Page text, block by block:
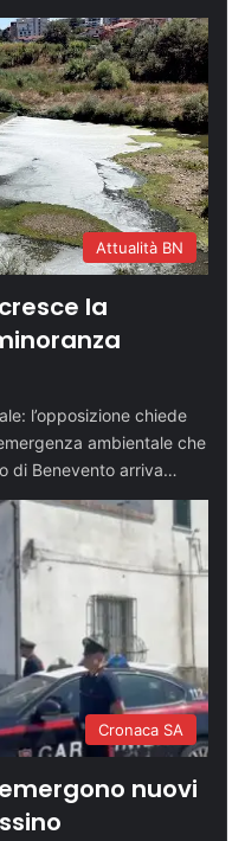
Attualità BN
la
l’opposizione chiede
ambientale che
di Benevento arriva…
Cronaca SA
nuovi